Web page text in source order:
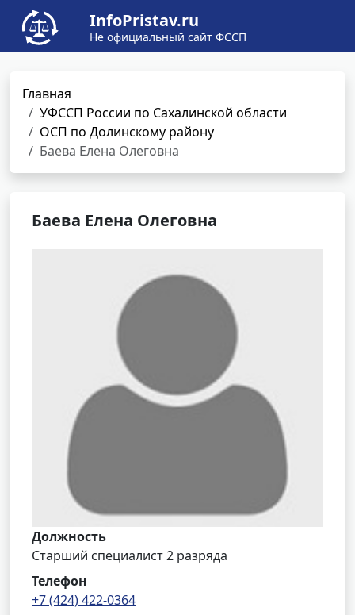
InfoPristav.ru
Не официальный сайт ФССП
Главная
УФССП России по Сахалинской области
ОСП по Долинскому району
Баева Елена Олеговна
Баева Елена Олеговна
Должность
Старший специалист 2 разряда
Телефон
+7 (424) 422-0364